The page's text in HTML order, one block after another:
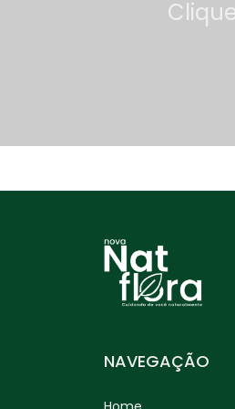
Erva Baleeira
Erva de Bicho
punctatum) –
(Hypericum
30g
NAVEGAÇÃO